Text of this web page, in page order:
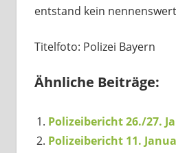
entstand kein
Titelfoto: Polizei Bayern
Ähnliche Beiträge:
Polizeibericht 26./27.
Polizeibericht 11.